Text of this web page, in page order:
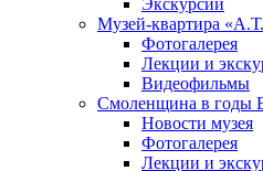
Экскурсии
Музей-квартира
Фотогалерея
Лекции и
Видеофильмы
Смоленщина в годы
Новости музея
Фотогалерея
Лекции и